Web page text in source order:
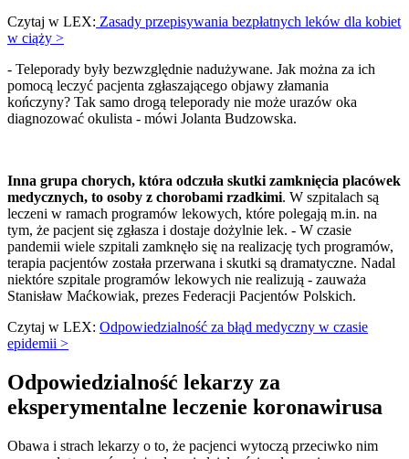
Czytaj w LEX: Zasady przepisywania bezpłatnych leków dla kobiet
w ciąży >
- Teleporady były bezwzględnie nadużywane. Jak można za ich
pomocą leczyć pacjenta zgłaszającego objawy złamania
kończyny? Tak samo drogą teleporady nie może urazów oka
diagnozować okulista - mówi Jolanta Budzowska.
Inna grupa chorych, która odczuła skutki zamknięcia placówek
medycznych, to osoby z chorobami rzadkimi. W szpitalach są
leczeni w ramach programów lekowych, które polegają m.in. na
tym, że pacjent się zgłasza i dostaje dożylnie lek. - W czasie
pandemii wiele szpitali zamknęło się na realizację tych programów,
terapia pacjentów została przerwana i skutki są dramatyczne. Nadal
niektóre szpitale programów lekowych nie realizują - zauważa
Stanisław Maćkowiak, prezes Federacji Pacjentów Polskich.
Czytaj w LEX: Odpowiedzialność za błąd medyczny w czasie
epidemii >
Odpowiedzialność lekarzy za
eksperymentalne leczenie koronawirusa
Obawa i strach lekarzy o to, że pacjenci wytoczą przeciwko nim